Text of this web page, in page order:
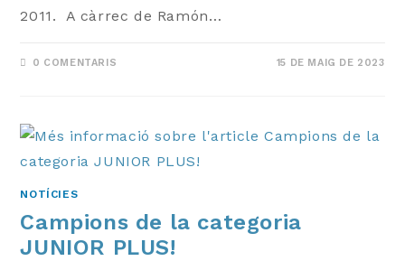
2011. A càrrec de Ramón…
0 COMENTARIS 15 DE MAIG DE 2023
NOTÍCIES
Campions de la categoria
JUNIOR PLUS!